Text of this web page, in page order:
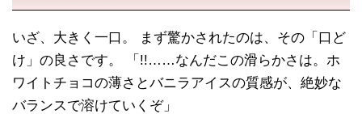
いざ、大きく一口。 まず驚かされたのは、その「口ど
け」の良さです。 「!!……なんだこの滑らかさは。ホ
ワイトチョコの薄さとバニラアイスの質感が、絶妙な
バランスで溶けていくぞ」